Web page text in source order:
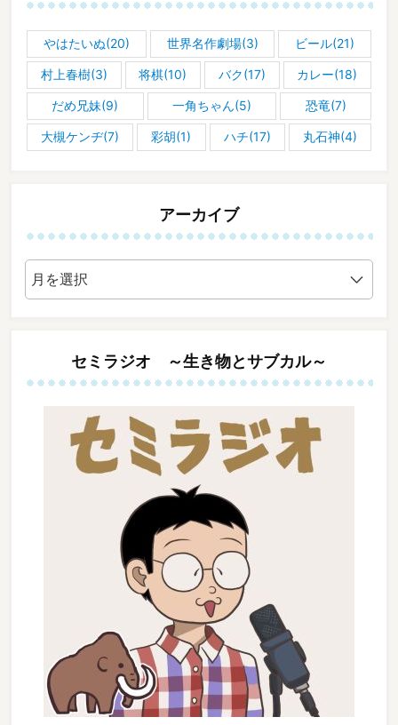
やはたいぬ(20) 世界名作劇場(3) ビール(21)
村上春樹(3) 将棋(10) バク(17) カレー(18)
だめ兄妹(9) 一角ちゃん(5) 恐竜(7)
大槻ケンヂ(7) 彩胡(1) ハチ(17) 丸石神(4)
アーカイブ
ア
ー
カ
セミラジオ ～生き物とサブカル～